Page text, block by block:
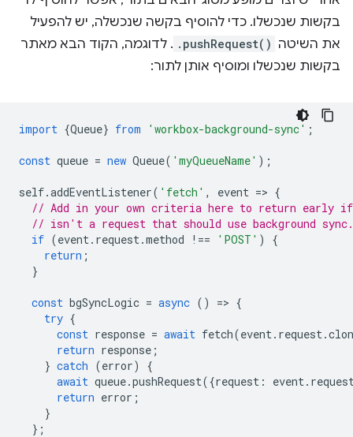
בקשות שנכשלו. כדי להוסיף בקשה שנכשלה, יש להפעיל
את השיטה .pushRequest() . לדוגמה, הקוד הבא מאתר
בקשות שנכשלו ומוסיף אותן לתור:
import {Queue} from 'workbox-background-sync' ;
const queue = new Queue( 'myQueueName' );
self.addEventListener( 'fetch' , event => {
// Add in your own criteria here to return early
// isn't a request that should use background sync.
if (event. request.method !== 'POST' )
{
return ;
}
const bgSyncLogic = async () => {
try {
const response = await fetch(event. request.
return response ;
} catch (error)
{
await queue.pushRequest({request : event.
return error ;
}
};